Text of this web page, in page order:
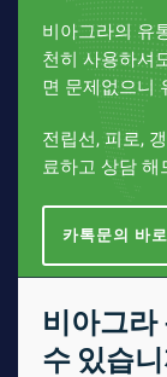
비아그라의 유
천히 사용하셔
면 문제없으니
전립선, 피로,
료하고 상담 해
카톡문의 바로
비아그라
수 있습